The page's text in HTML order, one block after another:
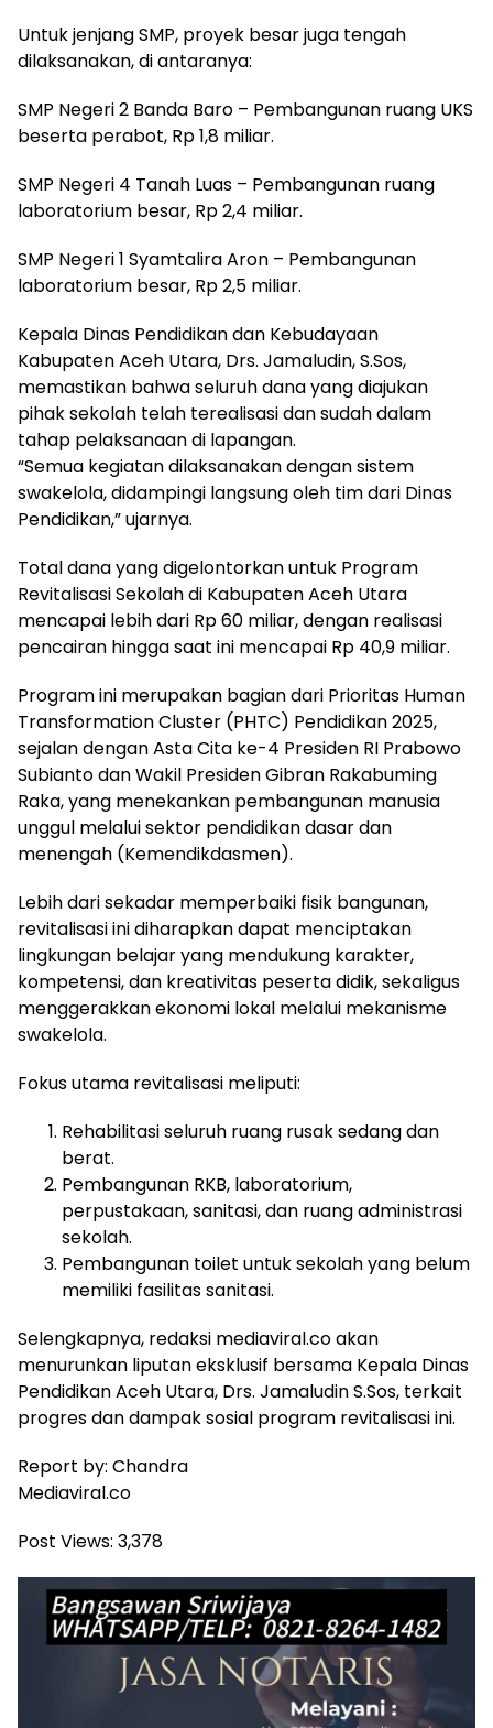
Untuk jenjang SMP, proyek besar juga tengah
dilaksanakan, di antaranya:
SMP Negeri 2 Banda Baro – Pembangunan ruang UKS
beserta perabot, Rp 1,8 miliar.
SMP Negeri 4 Tanah Luas – Pembangunan ruang
laboratorium besar, Rp 2,4 miliar.
SMP Negeri 1 Syamtalira Aron – Pembangunan
laboratorium besar, Rp 2,5 miliar.
Kepala Dinas Pendidikan dan Kebudayaan
Kabupaten Aceh Utara, Drs. Jamaludin, S.Sos,
memastikan bahwa seluruh dana yang diajukan
pihak sekolah telah terealisasi dan sudah dalam
tahap pelaksanaan di lapangan.
“Semua kegiatan dilaksanakan dengan sistem
swakelola, didampingi langsung oleh tim dari Dinas
Pendidikan,” ujarnya.
Total dana yang digelontorkan untuk Program
Revitalisasi Sekolah di Kabupaten Aceh Utara
mencapai lebih dari Rp 60 miliar, dengan realisasi
pencairan hingga saat ini mencapai Rp 40,9 miliar.
Program ini merupakan bagian dari Prioritas Human
Transformation Cluster (PHTC) Pendidikan 2025,
sejalan dengan Asta Cita ke-4 Presiden RI Prabowo
Subianto dan Wakil Presiden Gibran Rakabuming
Raka, yang menekankan pembangunan manusia
unggul melalui sektor pendidikan dasar dan
menengah (Kemendikdasmen).
Lebih dari sekadar memperbaiki fisik bangunan,
revitalisasi ini diharapkan dapat menciptakan
lingkungan belajar yang mendukung karakter,
kompetensi, dan kreativitas peserta didik, sekaligus
menggerakkan ekonomi lokal melalui mekanisme
swakelola.
Fokus utama revitalisasi meliputi:
Rehabilitasi seluruh ruang rusak sedang dan
berat.
Pembangunan RKB, laboratorium,
perpustakaan, sanitasi, dan ruang administrasi
sekolah.
Pembangunan toilet untuk sekolah yang belum
memiliki fasilitas sanitasi.
Selengkapnya, redaksi mediaviral.co akan
menurunkan liputan eksklusif bersama Kepala Dinas
Pendidikan Aceh Utara, Drs. Jamaludin S.Sos, terkait
progres dan dampak sosial program revitalisasi ini.
Report by: Chandra
Mediaviral.co
Post Views: 3,378